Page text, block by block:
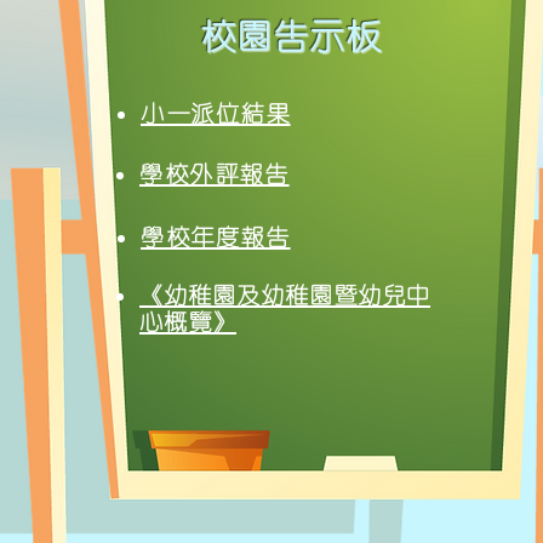
校園告示板
小一派位結果
學校外評報告​
​學校年度報告​
《幼稚園及幼稚園暨幼兒中
心概覽》